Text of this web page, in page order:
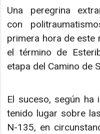
Una peregrina
con
primera hora de este
el término de
etapa del Camino de
El suceso, según
tenido lugar sobre
N-135, en